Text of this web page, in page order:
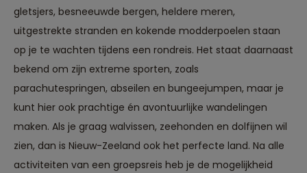
hebben genoten."
gletsjers, besneeuwde bergen, heldere meren,
uitgestrekte stranden en kokende modderpoelen staan
op je te wachten tijdens een rondreis. Het staat daarnaast
bekend om zijn extreme sporten, zoals
parachutespringen, abseilen en bungeejumpen, maar je
kunt hier ook prachtige én avontuurlijke wandelingen
maken. Als je graag walvissen, zeehonden en dolfijnen wil
zien, dan is Nieuw-Zeeland ook het perfecte land. Na alle
activiteiten van een groepsreis heb je de mogelijkheid